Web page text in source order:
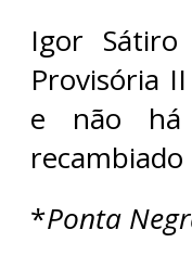
Igor
Provisória
e não há
*Ponta